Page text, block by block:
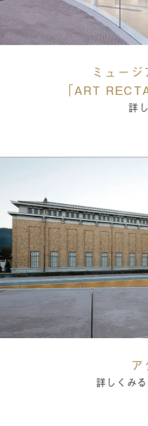
ミュー
「ART
詳
ア
詳しくみる